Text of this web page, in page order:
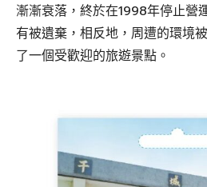
漸漸衰落，終於在1998年停止營
有被遺棄，相反地，周遭的環境
了一個受歡迎的旅遊景點。